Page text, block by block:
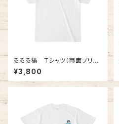
るるる猫 Tシャツ（両面プリン
ト）
¥3,800